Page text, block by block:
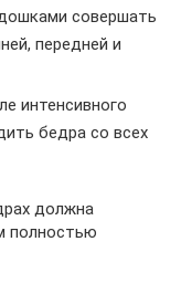
совершать
передней и
интенсивного
бедра со всех
должна
полностью